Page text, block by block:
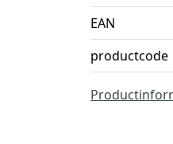
EAN
productcode